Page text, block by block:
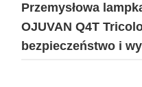
Przemysłowa
OJUVAN Q4T
bezpieczeństwo i